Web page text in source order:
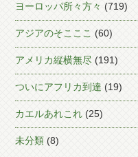
ヨーロッパ所々方々 (719)
アジアのそこここ (60)
アメリカ縦横無尽 (191)
ついにアフリカ到達 (19)
カエルあれこれ (25)
未分類 (8)